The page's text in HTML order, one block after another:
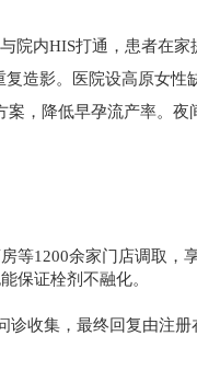
院内HIS打通，患者在家
造影。医院设高原女性
案，降低早孕流产率。夜
等1200余家门店调取，
保证栓剂不融化。
诊收集，最终回复由注册